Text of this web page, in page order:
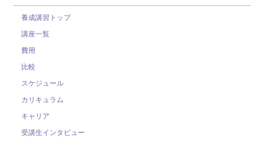
養成講習トップ
講座一覧
費用
比較
スケジュール
カリキュラム
キャリア
受講生インタビュー